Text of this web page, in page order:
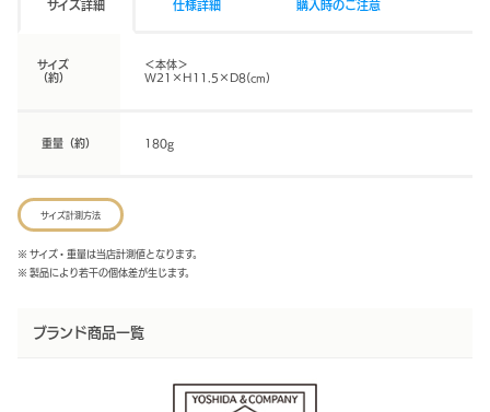
サイズ詳細 仕様詳細 購入時のご注意
サイズ
（約）
＜本体＞
W21×H11.5×D8(cm)
重量（約） 180g
サイズ計測方法
※ サイズ・重量は当店計測値となります。
※ 製品により若干の個体差が生じます。
ブランド商品一覧